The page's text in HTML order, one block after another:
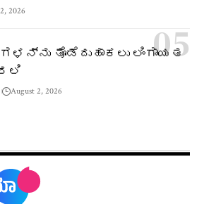
2026
ತೊಡೆದುಹಾಕಲು ಲಿಂಗಾಯತ
August 2, 2026